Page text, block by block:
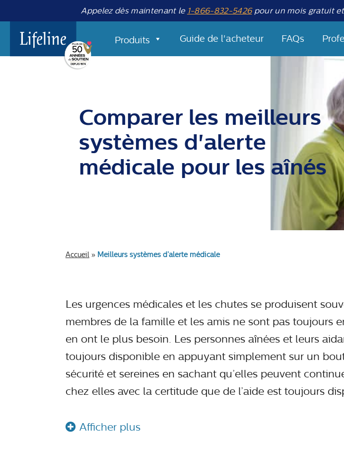
Appelez dès maintenant le 1-866-832-5426pour un mois gratuit
Produits Guide de l'acheteur FAQs
Comparer les meilleurs
systèmes d'alerte
médicale pour les aînés
Accueil » Meilleurs systèmes d’alerte médicale
Les urgences médicales et les chutes se produisent
membres de la famille et les amis ne sont pas toujours
en ont le plus besoin. Les personnes aînées et leurs
toujours disponible en appuyant simplement sur un
sécurité et sereines en sachant qu’elles peuvent
chez elles avec la certitude que de l’aide est toujours
Afficher plus